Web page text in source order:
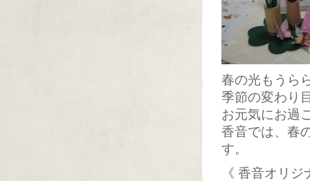
春の光もうら
季節の変わり
お元気にお過
香音では、春
す。
《 香音オリ